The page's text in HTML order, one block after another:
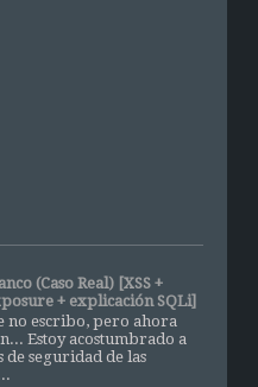
(Caso Real) [XSS +
+ explicación SQLi]
no escribo, pero ahora
Estoy acostumbrado a
seguridad de las